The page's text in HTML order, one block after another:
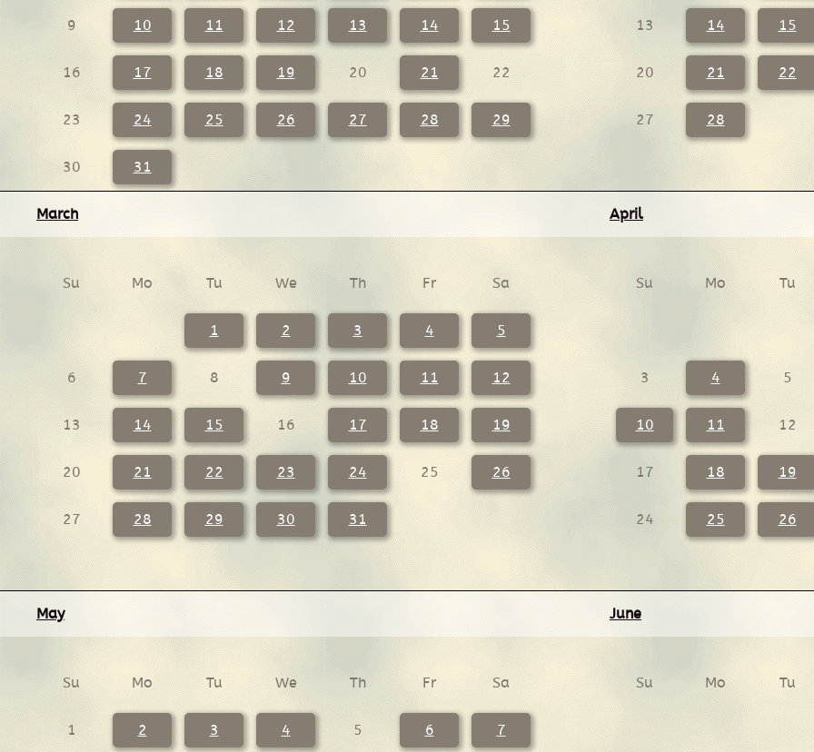
9 10 11 12 13 14 15
16 17 18 19 20 21 22
23 24 25 26 27 28 29
30 31
13 14 15
20 21 22
27 28
March
Su Mo Tu We Th Fr Sa
1 2 3 4 5
6 7 8 9 10 11 12
13 14 15 16 17 18 19
20 21 22 23 24 25 26
27 28 29 30 31
April
Su Mo Tu
3 4 5
10 11 12
17 18 19
24 25 26
May
Su Mo Tu We Th Fr Sa
1 2 3 4 5 6 7
June
Su Mo Tu